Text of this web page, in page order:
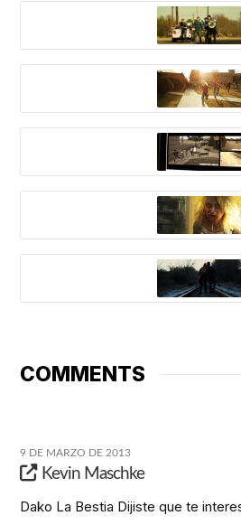
COMMENTS
9 DE MARZO DE 2013
Kevin Maschke
Dako La Bestia Dijiste que te